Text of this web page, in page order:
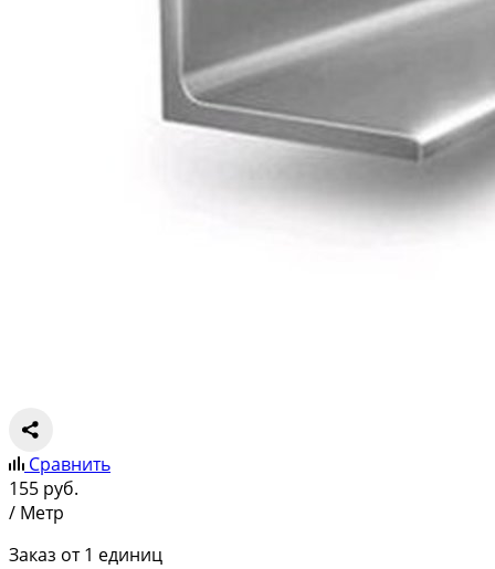
Сравнить
155 руб.
/ Метр
Заказ от 1 единиц